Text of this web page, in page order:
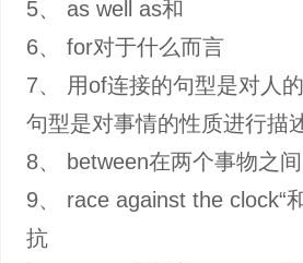
5、 as well as和
6、 for对于什么而言
7、 用of连接的句型是对人
句型是对事情的性质进行描
8、 between在两个事物之间
9、 race against the clock“
抗